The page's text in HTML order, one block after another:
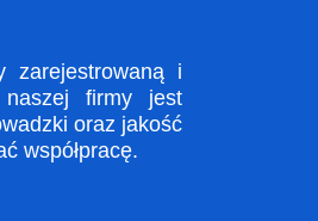
zarejestrowaną i
naszej firmy jest
oraz jakość
współpracę.